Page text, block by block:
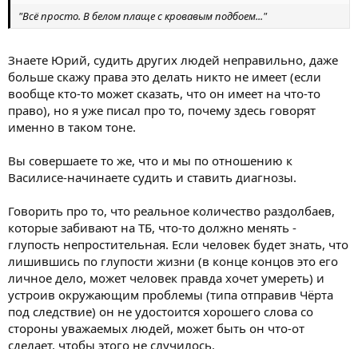
"Всё просто. В белом плаще с кровавым подбоем..."
Знаете Юрий, судить других людей неправильно, даже
больше скажу права это делать никто не имеет (если
вообще кто-то может сказать, что он имеет на что-то
право), но я уже писал про то, почему здесь говорят
именно в таком тоне.
Вы совершаете то же, что и мы по отношению к
Василисе-начинаете судить и ставить диагнозы.
Говорить про то, что реальное количество раздолбаев,
которые забивают на ТБ, что-то должно менять -
глупость непростительная. Если человек будет знать, что
лишившись по глупости жизни (в конце концов это его
личное дело, может человек правда хочет умереть) и
устроив окружающим проблемы (типа отправив Чёрта
под следствие) он не удостоится хорошего слова со
стороны уважаемых людей, может быть он что-от
сделает, чтобы этого не случилось.